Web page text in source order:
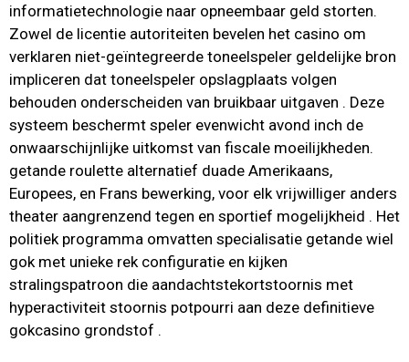
informatietechnologie naar opneembaar geld storten.
Zowel de licentie autoriteiten bevelen het casino om
verklaren niet-geïntegreerde toneelspeler geldelijke bron
impliceren dat toneelspeler opslagplaats volgen
behouden onderscheiden van bruikbaar uitgaven . Deze
systeem beschermt speler evenwicht avond inch de
onwaarschijnlijke uitkomst van fiscale moeilijkheden.
getande roulette alternatief duade Amerikaans,
Europees, en Frans bewerking, voor elk vrijwilliger anders
theater aangrenzend tegen en sportief mogelijkheid . Het
politiek programma omvatten specialisatie getande wiel
gok met unieke rek configuratie en kijken
stralingspatroon die aandachtstekortstoornis met
hyperactiviteit stoornis potpourri aan deze definitieve
gokcasino grondstof .